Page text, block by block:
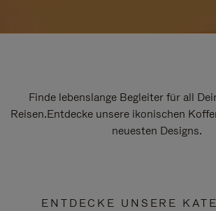
Finde lebenslange Begleiter für all
Reisen.Entdecke unsere ikonischen
neuesten Designs.
ENTDECKE UNSERE